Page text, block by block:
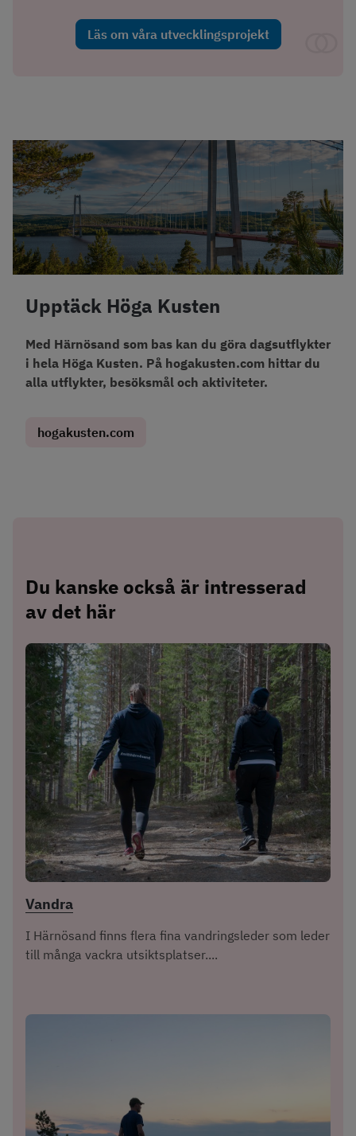
Läs om våra utvecklingsprojekt
Upptäck Höga Kusten
Med Härnösand som bas kan du göra dagsutflykter
i hela Höga Kusten. På hogakusten.com hittar du
alla utflykter, besöksmål och aktiviteter.
hogakusten.com
Du kanske också är intresserad
av det här
Vandra
I Härnösand finns flera fina vandringsleder som leder
till många vackra utsiktsplatser....